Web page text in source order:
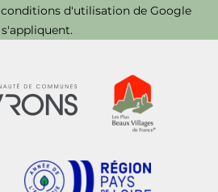
conditions d'utilisation de Google
s'appliquent.